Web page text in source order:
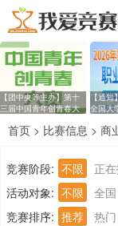
【团中央等主办】第十
三届中国青年创青春大
【通
全国大
首页 > 比赛信息 > 商
竞赛阶段: 不限 正
活动对象: 不限 全国
竞赛排序: 推荐 热门